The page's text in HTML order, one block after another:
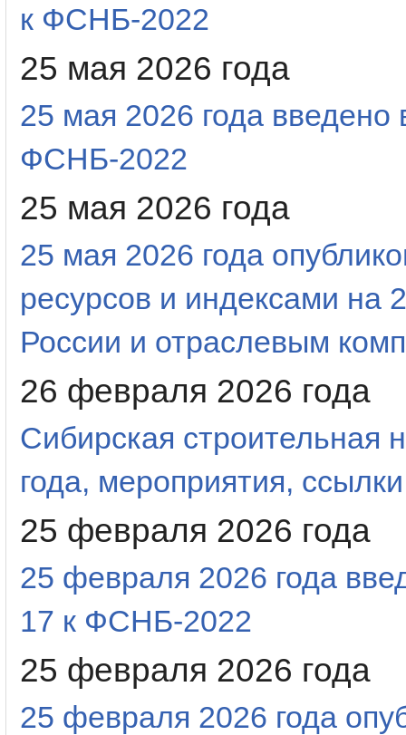
к ФСНБ-2022
25 мая 2026 года
25 мая 2026 года
ФСНБ-2022
25 мая 2026 года
25 мая 2026 года
ресурсов и индексами на
России и отраслевым
26 февраля 2026 года
Сибирская строительная
года, мероприятия,
25 февраля 2026 года
25 февраля 2026 года
17 к ФСНБ-2022
25 февраля 2026 года
25 февраля 2026 года